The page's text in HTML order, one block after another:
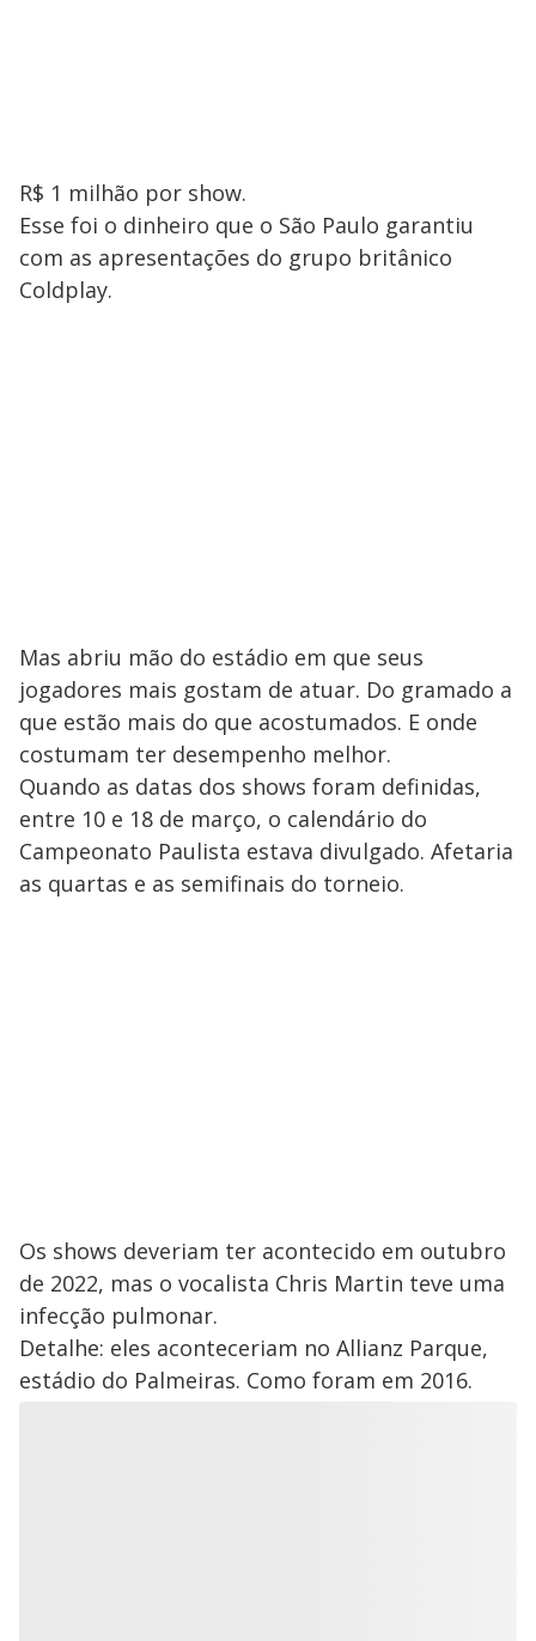
R$ 1 milhão por show.
Esse foi o dinheiro que o São Paulo garantiu
com as apresentações do grupo britânico
Coldplay.
Mas abriu mão do estádio em que seus
jogadores mais gostam de atuar. Do gramado a
que estão mais do que acostumados. E onde
costumam ter desempenho melhor.
Quando as datas dos shows foram definidas,
entre 10 e 18 de março, o calendário do
Campeonato Paulista estava divulgado. Afetaria
as quartas e as semifinais do torneio.
Os shows deveriam ter acontecido em outubro
de 2022, mas o vocalista Chris Martin teve uma
infecção pulmonar.
Detalhe: eles aconteceriam no Allianz Parque,
estádio do Palmeiras. Como foram em 2016.